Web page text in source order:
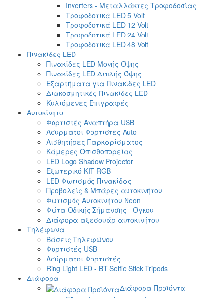
Inverters - Μεταλλάκτες Τροφοδοσίας
Τροφοδοτικά LED 5 Volt
Τροφοδοτικά LED 12 Volt
Τροφοδοτικά LED 24 Volt
Τροφοδοτικά LED 48 Volt
Πινακίδες LED
Πινακίδες LED Μονής Όψης
Πινακίδες LED Διπλής Όψης
Εξαρτήματα για Πινακίδες LED
Διακοσμητικές Πινακίδες LED
Κυλιόμενες Επιγραφές
Αυτοκίνητο
Φορτιστές Αναπτήρα USB
Ασύρματοι Φορτιστές Auto
Αισθητήρες Παρκαρίσματος
Κάμερες Οπισθοπορείας
LED Logo Shadow Projector
Εξωτερικό ΚΙΤ RGB
LED Φωτισμός Πινακίδας
Προβολείς & Μπάρες αυτοκινήτου
Φωτισμός Αυτοκινήτου Neon
Φώτα Οδικής Σήμανσης - Όγκου
Διάφορα αξεσουάρ αυτοκινήτου
Τηλέφωνα
Βάσεις Τηλεφώνου
Φορτιστές USB
Ασύρματοι Φορτιστές
Ring Light LED - BT Selfie Stick Tripods
Διάφορα
Διάφορα Προϊόντα